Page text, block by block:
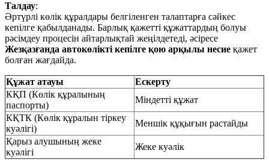
Талдау:
Әртүрлі көлік құралдары белгіленген талаптарға сәйкес
кепілге қабылданады. Барлық қажетті құжаттардың болуы
рәсімдеу процесін айтарлықтай жеңілдетеді, әсіресе
Жезқазғанда автокөлікті кепілге қою арқылы несие қажет
болған жағдайда.
Құжат атауы
Ескерту
КҚП (Көлік құралының
паспорты)
Міндетті құжат
КҚТК (Көлік құралын тіркеу
куәлігі)
Меншік құқығын растайды
Қарыз алушының жеке
куәлігі
Жеке куәлік